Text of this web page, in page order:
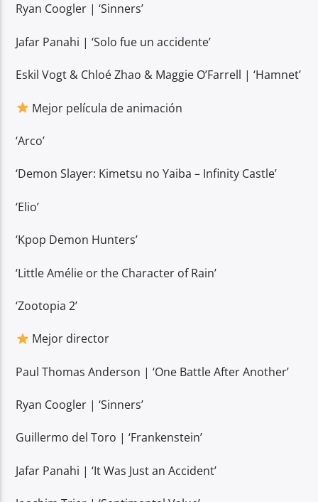
Ryan Coogler | ‘Sinners’
Jafar Panahi | ‘Solo fue un accidente’
Eskil Vogt & Chloé Zhao & Maggie O’Farrell | ‘Hamnet’
Mejor película de animación
‘Arco’
‘Demon Slayer: Kimetsu no Yaiba – Infinity Castle’
‘Elio’
‘Kpop Demon Hunters’
‘Little Amélie or the Character of Rain’
‘Zootopia 2’
Mejor director
Paul Thomas Anderson | ‘One Battle After Another’
Ryan Coogler | ‘Sinners’
Guillermo del Toro | ‘Frankenstein’
Jafar Panahi | ‘It Was Just an Accident’